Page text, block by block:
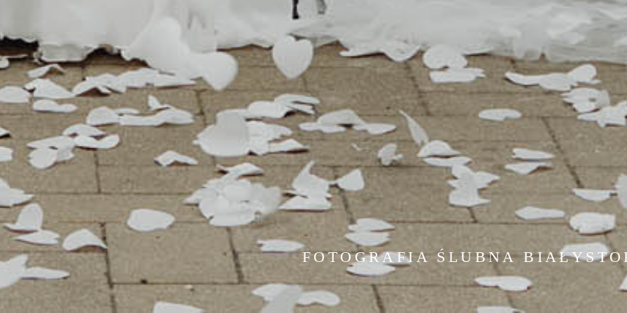
FOTOGRAFIA ŚLUBNA